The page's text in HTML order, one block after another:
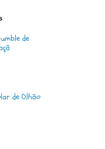
de
de Olhão